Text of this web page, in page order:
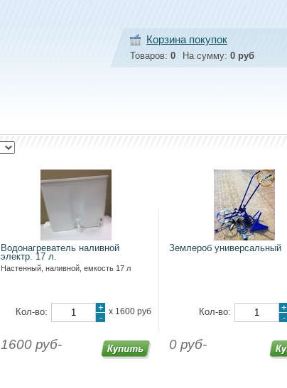
Корзина покупок
Товаров: 0 На сумму: 0 руб
Водонагреватель наливной
электр. 17 л.
Настенный, наливной, емкость 17 л
Кол-во: х 1600 руб
+
-
1600 руб-
Землероб универсальный
Кол-во:
+
-
0 руб-